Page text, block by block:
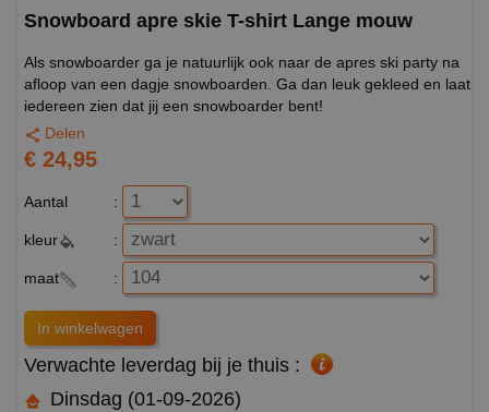
Snowboard apre skie T-shirt Lange mouw
Als snowboarder ga je natuurlijk ook naar de apres ski party na
afloop van een dagje snowboarden. Ga dan leuk gekleed en laat
iedereen zien dat jij een snowboarder bent!
Delen
€ 24,95
Aantal :
kleur :
maat :
Verwachte leverdag bij je thuis :
Dinsdag (01-09-2026)